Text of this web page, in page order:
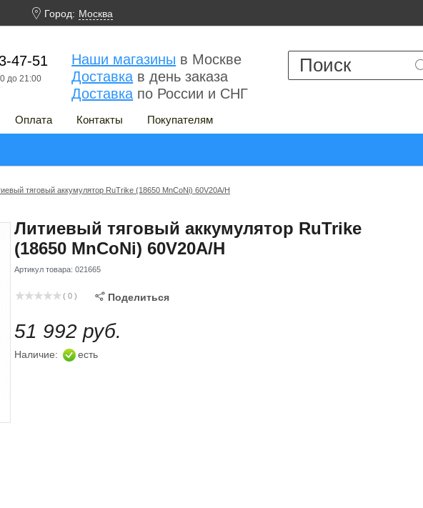
 Город: Москва
47-51
до 21:00
Наши магазины в Москве
Доставка в день заказа
Доставка по России и СНГ
Оплата Контакты Покупателям
тяговый аккумулятор RuTrike (18650 MnCoNi) 60V20A/H
Литиевый тяговый аккумулятор RuTrike
(18650 MnCoNi) 60V20A/H
Артикул товара: 021665
( 0 )  Поделиться
51 992 руб.
Наличие: есть